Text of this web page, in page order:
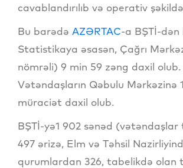
cavablandırılıb və operativ
Bu barədə AZƏRTAC-a BŞTİ-dən
Statistikaya əsasən, Çağrı
nömrəli) 9 min 59 zəng daxil olub.
Vətəndaşların Qəbulu Mərkəzinə
müraciət daxil olub.
BŞTİ-yə1 902 sənəd
497 ərizə, Elm və Təhsil
qurumlardan 326, tabelikdə olan